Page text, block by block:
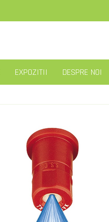
EXPOZITII DESPRE NOI